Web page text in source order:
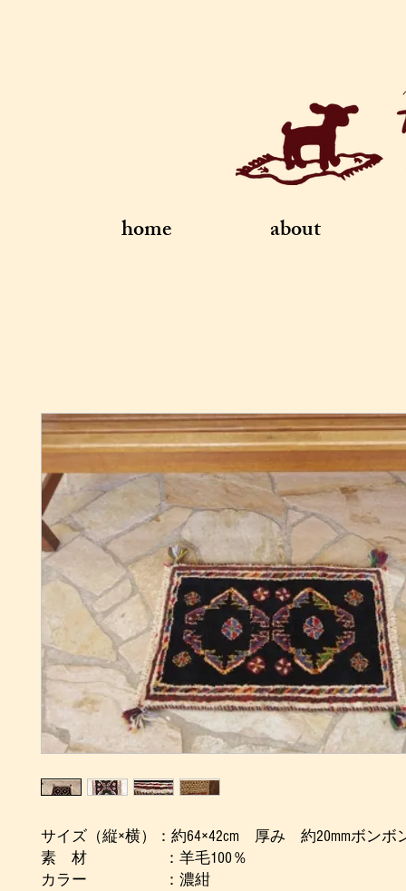
home about
サイズ（縦×横）：約64×42cm 厚み 約20mmボンボ
素 材 ：羊毛100％
カラー ：濃紺